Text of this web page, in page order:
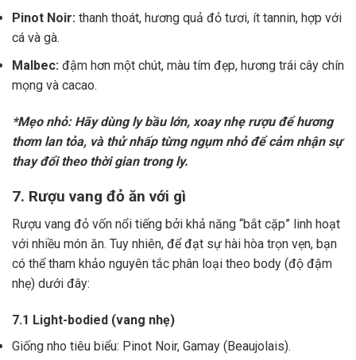
Pinot Noir: thanh thoát, hương quả đỏ tươi, ít tannin, hợp với
cá và gà.
Malbec: đậm hơn một chút, màu tím đẹp, hương trái cây chín
mọng và cacao.
*Mẹo nhỏ: Hãy dùng ly bầu lớn, xoay nhẹ rượu để hương
thơm lan tỏa, và thử nhấp từng ngụm nhỏ để cảm nhận sự
thay đổi theo thời gian trong ly.
7. Rượu vang đỏ ăn với gì
Rượu vang đỏ vốn nổi tiếng bởi khả năng “bắt cặp” linh hoạt
với nhiều món ăn. Tuy nhiên, để đạt sự hài hòa trọn vẹn, bạn
có thể tham khảo nguyên tắc phân loại theo body (độ đậm
nhẹ) dưới đây:
7.1 Light-bodied (vang nhẹ)
Giống nho tiêu biểu: Pinot Noir, Gamay (Beaujolais).